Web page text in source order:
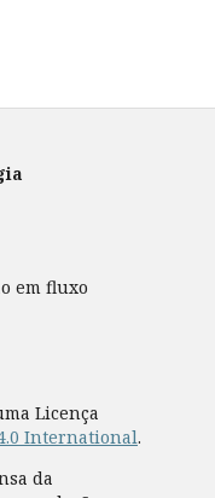
em fluxo
Licença
International.
da